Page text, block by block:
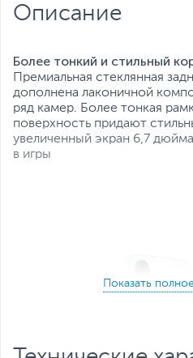
Тип SIM-карты:
Описание
Более тонкий и стильный
Премиальная стеклянная
дополнена лаконичной
ряд камер. Более тонкая
поверхность придают
увеличенный экран 6,7
в игры